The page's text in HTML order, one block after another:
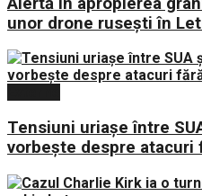
unor drone rusești în
Tensiuni uriașe între
vorbește despre atacuri